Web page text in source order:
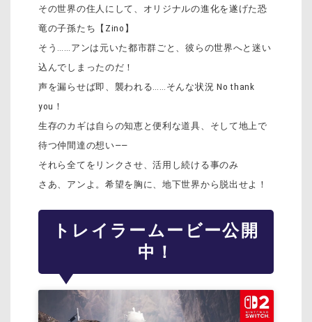
その世界の住人にして、オリジナルの進化を遂げた恐
竜の子孫たち【Zino】
そう……アンは元いた都市群ごと、彼らの世界へと迷い
込んでしまったのだ！
声を漏らせば即、襲われる……そんな状況 No thank
you！
生存のカギは自らの知恵と便利な道具、そして地上で
待つ仲間達の想い――
それら全てをリンクさせ、活用し続ける事のみ
さあ、アンよ。希望を胸に、地下世界から脱出せよ！
トレイラームービー公開
中！